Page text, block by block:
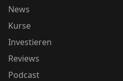
News
Kurse
Investieren
Reviews
Podcast